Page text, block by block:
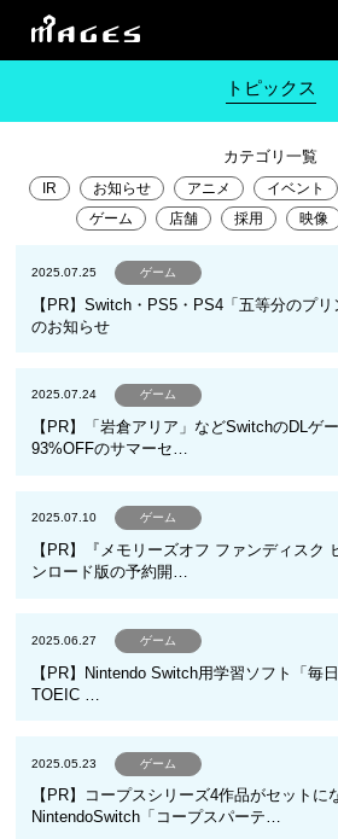
トピックス
カテゴリ一覧
IR お知らせ アニメ イベント
ゲーム
店舗 採用 映像
2025.07.25 ゲーム
【PR】Switch・PS5・PS4「五等分のプ
のお知らせ
2025.07.24 ゲーム
【PR】「岩倉アリア」などSwitchのDLゲ
93%OFFのサマーセ…
2025.07.10 ゲーム
【PR】『メモリーズオフ ファンディスク
ンロード版の予約開…
2025.06.27 ゲーム
【PR】Nintendo Switch用学習ソフト「毎
TOEIC …
2025.05.23 ゲーム
【PR】コープスシリーズ4作品がセットに
NintendoSwitch「コープスパーテ…